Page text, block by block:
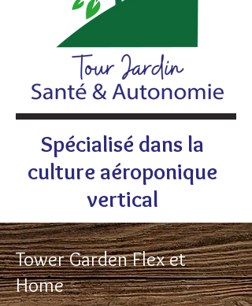
Spécialisé dans la
culture aéroponique
vertical
Tower Garden Flex et
Home